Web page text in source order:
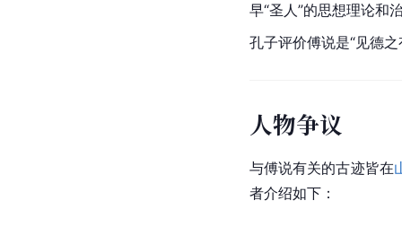
早“圣人”的思想理论和
孔子评价傅说是“见德
人物争议
与傅说有关的古迹皆在
者介绍如下：